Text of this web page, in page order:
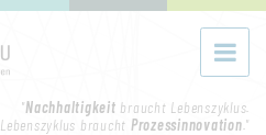
"Nachhaltigkeit braucht Lebenszyklus.
Lebenszyklus braucht Prozessinnovation."